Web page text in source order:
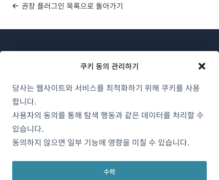
쿠키 동의 관리하기
당사는 웹사이트와 서비스를 최적화하기 위해 쿠키를 사용
합니다.
사용자의 동의를 통해 탐색 행동과 같은 데이터를 처리할 수
있습니다.
동의하지 않으면 일부 기능에 영향을 미칠 수 있습니다.
수락
권장 플러그인 목록으로 돌아가기
WPML 소개
GDPR 및 개인정보 처리방침
창
(새
창
(새
창
에
(새
창